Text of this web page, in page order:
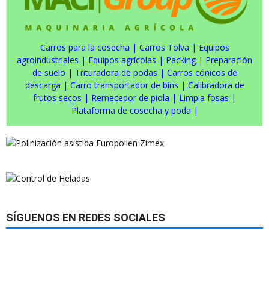
Carros para la cosecha | Carros Tolva | Equipos
agroindustriales | Equipos agrícolas | Packing | Preparación
de suelo | Trituradora de podas | Carros cónicos de
descarga | Carro transportador de bins | Calibradora de
frutos secos | Remecedor de piola | Limpia fosas |
Plataforma de cosecha y poda |
SÍGUENOS EN REDES SOCIALES